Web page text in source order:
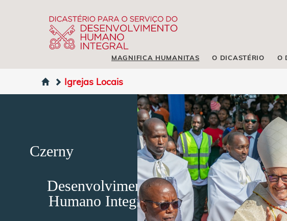
MAGNIFICA HUMANITAS O DICASTÉRIO O
Igrejas Locais
Czerny
Desenvolvimento
Humano Integral